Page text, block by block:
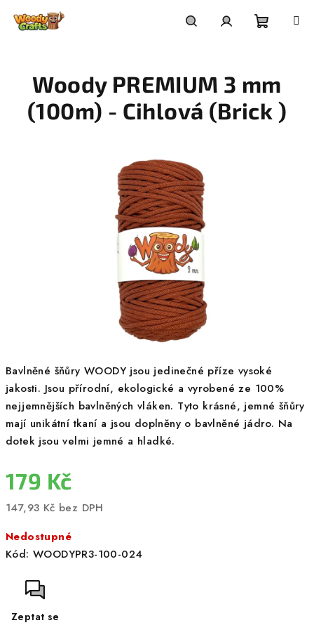
košík
Bavlněné šňůry WOODY jsou jedinečné příze vysoké
jakosti. Jsou přírodní, ekologické a vyrobené ze 100%
nejjemnějších bavlněných vláken. Tyto krásné, jemné šňůry
mají unikátní tkaní a jsou doplněny o bavlněné jádro. Na
dotek jsou velmi jemné a hladké.
179 Kč
147,93 Kč bez DPH
cena:
Nedostupné
Kód: WOODYPR3-100-024
Zeptat se
Woody PREMIUM 3 mm
(100m) - Cihlová (Brick )